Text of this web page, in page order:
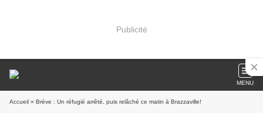
Publicité
MENU
Accueil » Brève : Un réfugié arrêté, puis relâché ce matin à Brazzaville!